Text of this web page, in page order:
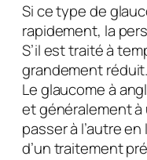
Si ce type de
rapidement, la
S’il est traité à
grandement réduit.
Le glaucome à
et généralement
passer à l’autre
d’un traitement